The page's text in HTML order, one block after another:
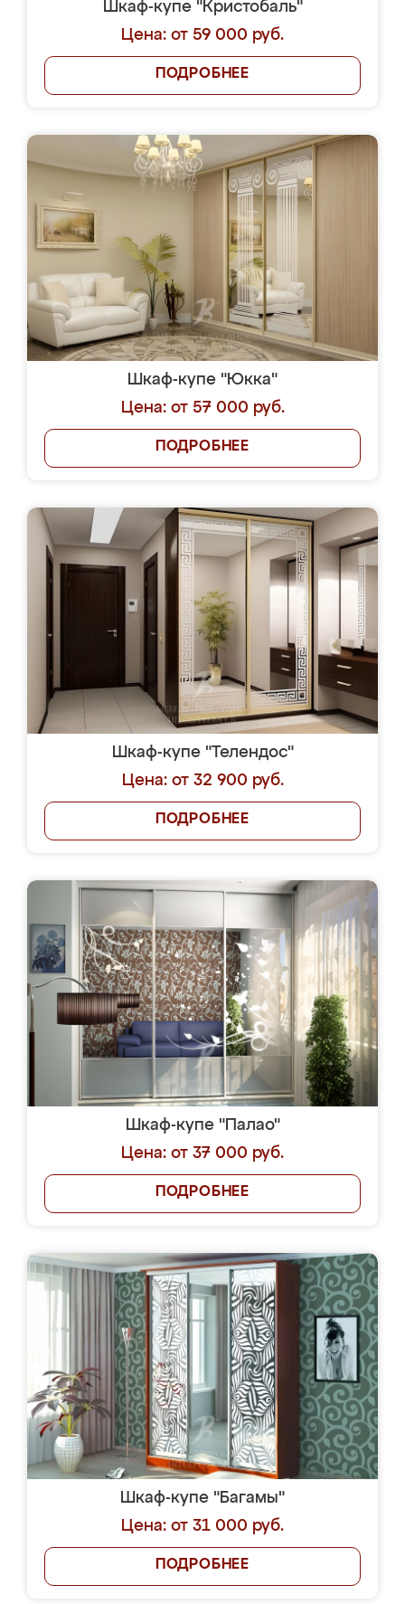
Шкаф-купе "Кристобаль"
Цена: от 59 000 руб.
ПОДРОБНЕЕ
Шкаф-купе "Юкка"
Цена: от 57 000 руб.
ПОДРОБНЕЕ
Шкаф-купе "Телендос"
Цена: от 32 900 руб.
ПОДРОБНЕЕ
Шкаф-купе "Палао"
Цена: от 37 000 руб.
ПОДРОБНЕЕ
Шкаф-купе "Багамы"
Цена: от 31 000 руб.
ПОДРОБНЕЕ